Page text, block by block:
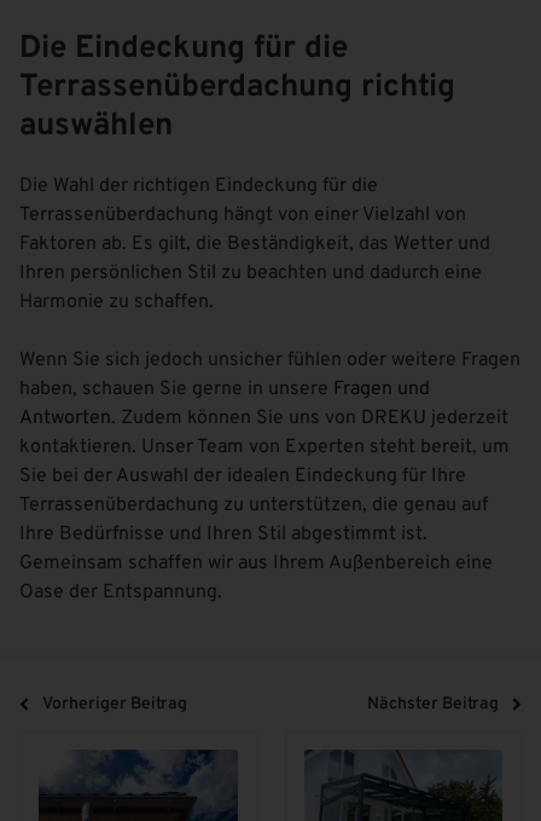
Die Eindeckung für die
Terrassenüberdachung richtig
auswählen
Die Wahl der richtigen Eindeckung für die
Terrassenüberdachung hängt von einer Vielzahl von
Faktoren ab. Es gilt, die Beständigkeit, das Wetter und
Ihren persönlichen Stil zu beachten und dadurch eine
Harmonie zu schaffen.
Wenn Sie sich jedoch unsicher fühlen oder weitere Fragen
haben, schauen Sie gerne in unsere Fragen und
Antworten. Zudem können Sie uns von DREKU jederzeit
kontaktieren. Unser Team von Experten steht bereit, um
Sie bei der Auswahl der idealen Eindeckung für Ihre
Terrassenüberdachung zu unterstützen, die genau auf
Ihre Bedürfnisse und Ihren Stil abgestimmt ist.
Gemeinsam schaffen wir aus Ihrem Außenbereich eine
Oase der Entspannung.
Vorheriger Beitrag Nächster Beitrag